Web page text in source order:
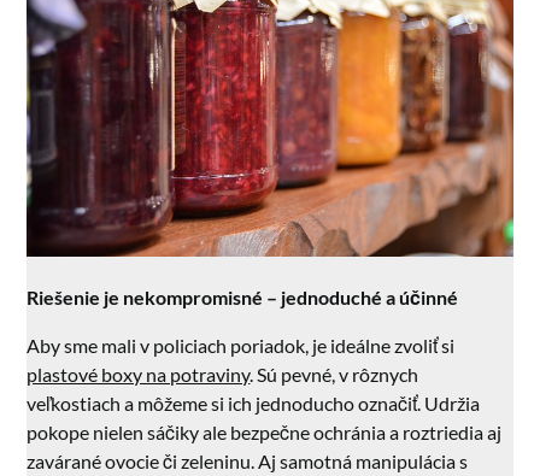
Riešenie je nekompromisné – jednoduché a účinné
Aby sme mali v policiach poriadok, je ideálne zvoliť si
plastové boxy na potraviny. Sú pevné, v rôznych
veľkostiach a môžeme si ich jednoducho označiť. Udržia
pokope nielen sáčiky ale bezpečne ochránia a roztriedia aj
zavárané ovocie či zeleninu. Aj samotná manipulácia s